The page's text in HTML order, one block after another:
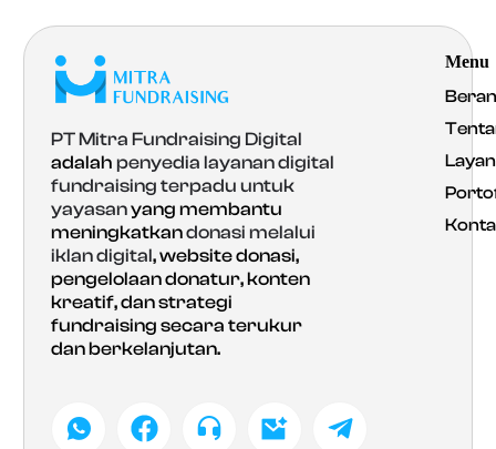
PT Mitra Fundraising Digital
adalahpenyedia layanan digital
fundraising terpadu untuk
yayasanyang membantu
meningkatkandonasi melalui
iklan digital, website donasi,
pengelolaan donatur, konten
kreatif, dan strategi
fundraising secara terukur
dan berkelanjutan.
Menu